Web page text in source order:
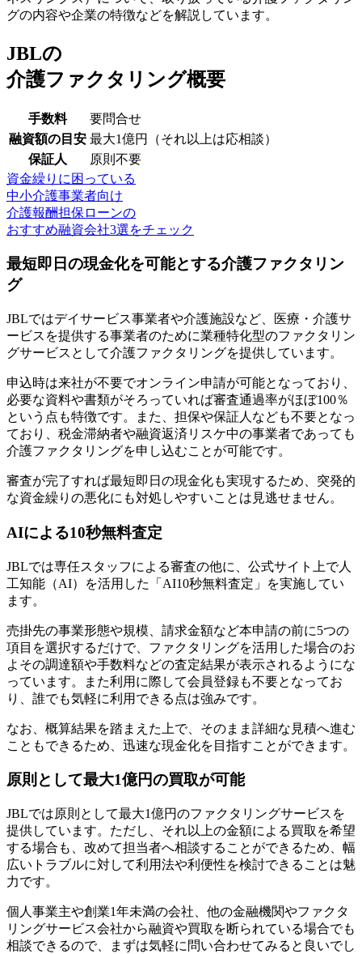
グの内容や企業の特徴などを解説しています。
JBLの
介護ファクタリング概要
手数料
要問合せ
融資額の目安 最大1億円（それ以上は応相談）
保証人
原則不要
資金繰りに困っている
中小介護事業者向け
介護報酬担保ローンの
おすすめ融資会社3選をチェック
最短即日の現金化を可能とする介護ファクタリン
グ
JBLではデイサービス事業者や介護施設など、医療・介護サ
ービスを提供する事業者のために業種特化型のファクタリン
グサービスとして介護ファクタリングを提供しています。
申込時は来社が不要でオンライン申請が可能となっており、
必要な資料や書類がそろっていれば審査通過率がほぼ100％
という点も特徴です。また、担保や保証人なども不要となっ
ており、税金滞納者や融資返済リスケ中の事業者であっても
介護ファクタリングを申し込むことが可能です。
審査が完了すれば最短即日の現金化も実現するため、突発的
な資金繰りの悪化にも対処しやすいことは見逃せません。
AIによる10秒無料査定
JBLでは専任スタッフによる審査の他に、 公式サイト上で人
工知能（AI）を活用した「AI10秒無料査定」を実施してい
ます。
売掛先の事業形態や規模、請求金額など本申請の前に5つの
項目を選択するだけで、ファクタリングを活用した場合のお
よその調達額や手数料などの査定結果が表示されるようにな
っています。また利用に際して会員登録も不要となってお
り、誰でも気軽に利用できる点は強みです。
なお、概算結果を踏まえた上で、そのまま詳細な見積へ進む
こともできるため、迅速な現金化を目指すことができます。
原則として最大1億円の買取が可能
JBLでは原則として最大1億円のファクタリングサービスを
提供しています。ただし、それ以上の金額による買取を希望
する場合も、改めて担当者へ相談することができるため、幅
広いトラブルに対して利用法や利便性を検討できることは魅
力です。
個人事業主や創業1年未満の会社、他の金融機関やファクタ
リングサービス会社から融資や買取を断られている場合でも
相談できるので、まずは気軽に問い合わせてみると良いでし